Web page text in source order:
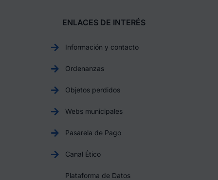
ENLACES DE INTERÉS
Información y contacto
Ordenanzas
Objetos perdidos
Webs municipales
Pasarela de Pago
Canal Ético
Plataforma de Datos